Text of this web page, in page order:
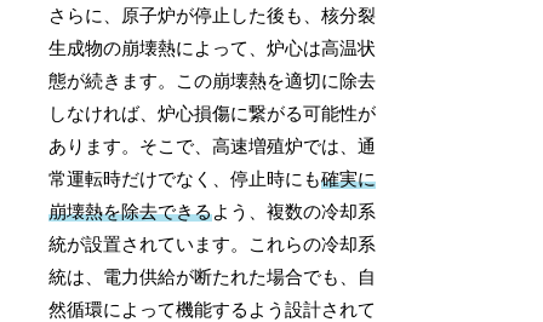
さらに、原子炉が停止した後も、核分裂
生成物の崩壊熱によって、炉心は高温状
態が続きます。この崩壊熱を適切に除去
しなければ、炉心損傷に繋がる可能性が
あります。そこで、高速増殖炉では、通
常運転時だけでなく、停止時にも確実に
崩壊熱を除去できるよう、複数の冷却系
統が設置されています。これらの冷却系
統は、電力供給が断たれた場合でも、自
然循環によって機能するよう設計されて